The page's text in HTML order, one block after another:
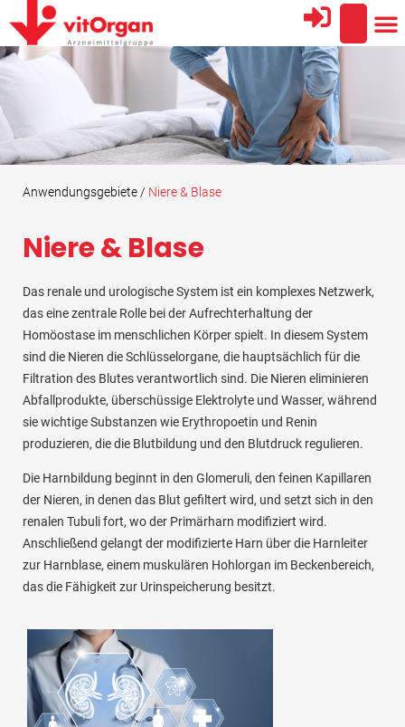
Anwendungsgebiete / Niere & Blase
Niere & Blase
Das renale und urologische System ist ein komplexes Netzwerk,
das eine zentrale Rolle bei der Aufrechterhaltung der
Homöostase im menschlichen Körper spielt. In diesem System
sind die Nieren die Schlüsselorgane, die hauptsächlich für die
Filtration des Blutes verantwortlich sind. Die Nieren eliminieren
Abfallprodukte, überschüssige Elektrolyte und Wasser, während
sie wichtige Substanzen wie Erythropoetin und Renin
produzieren, die die Blutbildung und den Blutdruck regulieren.
Die Harnbildung beginnt in den Glomeruli, den feinen Kapillaren
der Nieren, in denen das Blut gefiltert wird, und setzt sich in den
renalen Tubuli fort, wo der Primärharn modifiziert wird.
Anschließend gelangt der modifizierte Harn über die Harnleiter
zur Harnblase, einem muskulären Hohlorgan im Beckenbereich,
das die Fähigkeit zur Urinspeicherung besitzt.